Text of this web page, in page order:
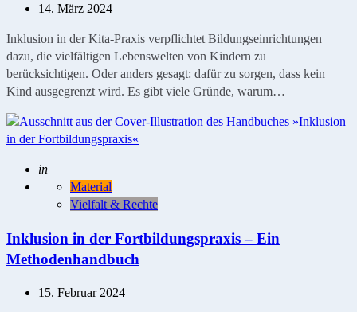
14. März 2024
Inklusion in der Kita-Praxis verpflichtet Bildungseinrichtungen
dazu, die vielfältigen Lebenswelten von Kindern zu
berücksichtigen. Oder anders gesagt: dafür zu sorgen, dass kein
Kind ausgegrenzt wird. Es gibt viele Gründe, warum…
Geschrieben
in
Material
Vielfalt & Rechte
Inklusion in der Fortbildungspraxis – Ein
Methodenhandbuch
15. Februar 2024